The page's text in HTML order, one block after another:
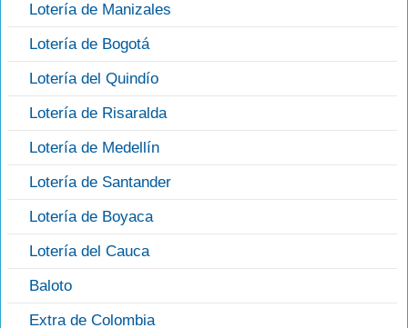
Lotería de Manizales
Lotería de Bogotá
Lotería del Quindío
Lotería de Risaralda
Lotería de Medellín
Lotería de Santander
Lotería de Boyaca
Lotería del Cauca
Baloto
Extra de Colombia